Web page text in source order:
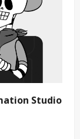
Studio